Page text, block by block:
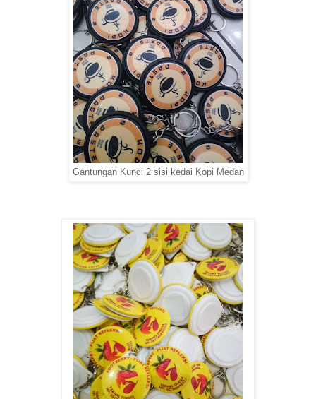
Gantungan Kunci 2 sisi kedai Kopi Medan